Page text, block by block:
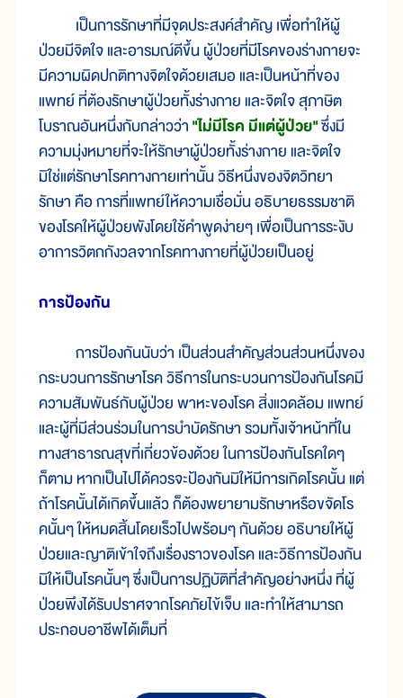
เป็นการรักษาที่มีจุดประสงค์สำคัญ เพื่อทำให้ผู้
ป่วยมีจิตใจ และอารมณ์ดีขึ้น ผู้ป่วยที่มีโรคของร่างกายจะ
มีความผิดปกติทางจิตใจด้วยเสมอ และเป็นหน้าที่ของ
แพทย์ ที่ต้องรักษาผู้ป่วยทั้งร่างกาย และจิตใจ สุภาษิต
โบราณอันหนึ่งกับกล่าวว่า"ไม่มีโรค มีแต่ผู้ป่วย"ซึ่งมี
ความมุ่งหมายที่จะให้รักษาผู้ป่วยทั้งร่างกาย และจิตใจ
มิใช่แต่รักษาโรคทางกายเท่านั้น วิธีหนึ่งของจิตวิทยา
รักษา คือ การที่แพทย์ให้ความเชื่อมั่น อธิบายธรรมชาติ
ของโรคให้ผู้ป่วยพังโดยใช้คำพูดง่ายๆ เพื่อเป็นการระงับ
อาการวิตกกังวลจากโรคทางกายที่ผู้ป่วยเป็นอยู่
การป้องกัน
การป้องกันนับว่า เป็นส่วนสำคัญส่วนส่วนหนึ่งของ
กระบวนการรักษาโรค วิธีการในกระบวนการป้องกันโรคมี
ความสัมพันธ์กับผู้ป่วย พาหะของโรค สิ่งแวดล้อม แพทย์
และผู้ที่มีส่วนร่วมในการบำบัดรักษา รวมทั้งเจ้าหน้าที่ใน
ทางสาธารณสุขที่เกี่ยวข้องด้วย ในการป้องกันโรคใดๆ
ก็ตาม หากเป็นไปได้ควรจะป้องกันมิให้มีการเกิดโรคนั้น แต่
ถ้าโรคนั้นได้เกิดขึ้นแล้ว ก็ต้องพยายามรักษาหรือขจัดโร
คนั้นๆ ให้หมดสิ้นโดยเร็วไปพร้อมๆ กันด้วย อธิบายให้ผู้
ป่วยและญาติเข้าใจถึงเรื่องราวของโรค และวิธีการป้องกัน
มิให้เป็นโรคนั้นๆ ซึ่งเป็นการปฏิบัติที่สำคัญอย่างหนึ่ง ที่ผู้
ป่วยพึงได้รับปราศจากโรคภัยไข้เจ็บ และทำให้สามารถ
ประกอบอาชีพได้เต็มที่